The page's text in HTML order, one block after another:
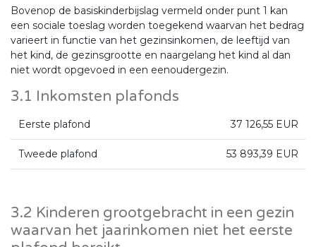
Bovenop de basiskinderbijslag vermeld onder punt 1 kan
een sociale toeslag worden toegekend waarvan het bedrag
varieert in functie van het gezinsinkomen, de leeftijd van
het kind, de gezinsgrootte en naargelang het kind al dan
niet wordt opgevoed in een eenoudergezin.
3.1 Inkomsten plafonds
Eerste plafond 37 126,55 EUR
Tweede plafond 53 893,39 EUR
3.2 Kinderen grootgebracht in een gezin
waarvan het jaarinkomen niet het eerste